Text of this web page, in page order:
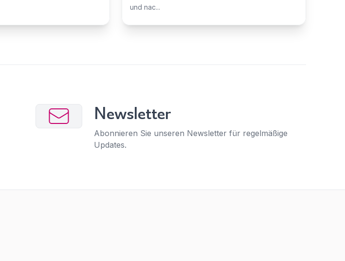
und nac...
Newsletter
Abonnieren Sie unseren Newsletter für regelmäßige
Updates.